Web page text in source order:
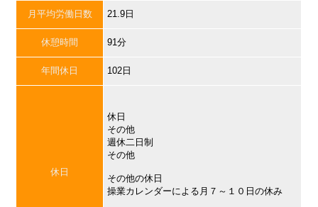
月平均労働日数 21.9日
休憩時間 91分
年間休日 102日
休日
休日
その他
週休二日制
その他
その他の休日
操業カレンダーによる月７～１０日の休み